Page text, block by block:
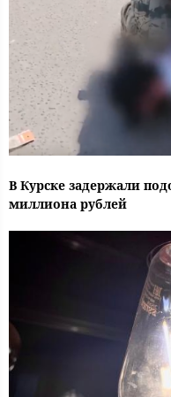
В Курске задержали
миллиона рублей